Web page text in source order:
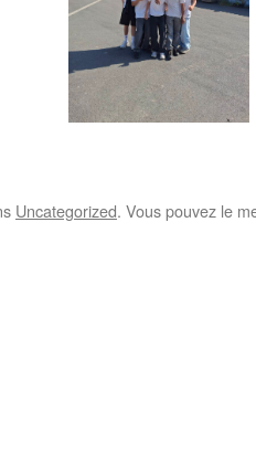
Uncategorized. Vous pouvez le